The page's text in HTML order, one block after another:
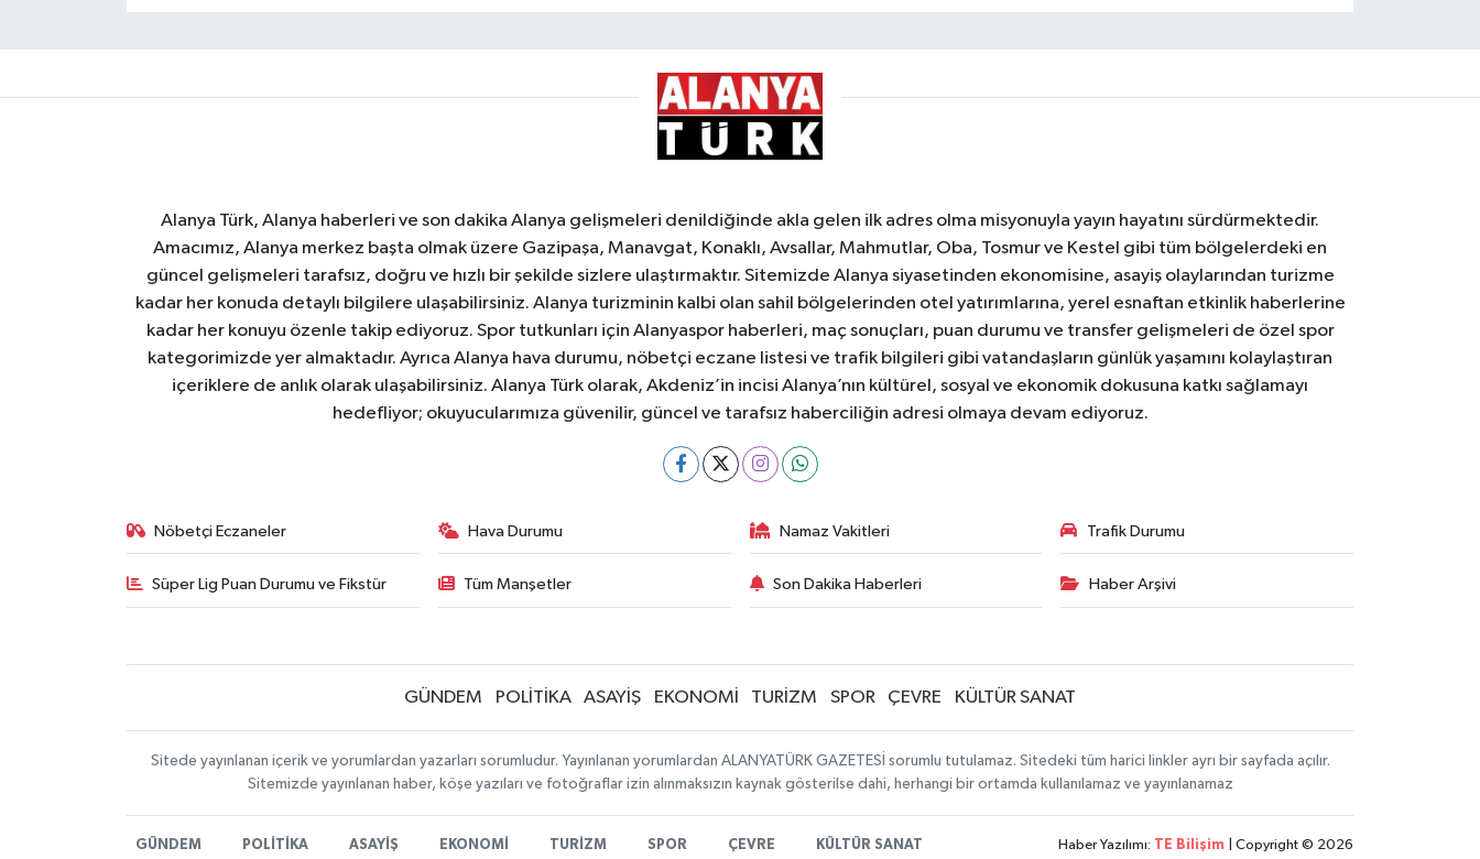
Alanya Türk, Alanya haberleri ve son dakika Alanya gelişmeleri denildiğinde akla gelen ilk adres olma misyonuyla yayın hayatını sürdürmektedir.
Amacımız, Alanya merkez başta olmak üzere Gazipaşa, Manavgat, Konaklı, Avsallar, Mahmutlar, Oba, Tosmur ve Kestel gibi tüm bölgelerdeki en
güncel gelişmeleri tarafsız, doğru ve hızlı bir şekilde sizlere ulaştırmaktır. Sitemizde Alanya siyasetinden ekonomisine, asayiş olaylarından turizme
kadar her konuda detaylı bilgilere ulaşabilirsiniz. Alanya turizminin kalbi olan sahil bölgelerinden otel yatırımlarına, yerel esnaftan etkinlik haberlerine
kadar her konuyu özenle takip ediyoruz. Spor tutkunları için Alanyaspor haberleri, maç sonuçları, puan durumu ve transfer gelişmeleri de özel spor
kategorimizde yer almaktadır. Ayrıca Alanya hava durumu, nöbetçi eczane listesi ve trafik bilgileri gibi vatandaşların günlük yaşamını kolaylaştıran
içeriklere de anlık olarak ulaşabilirsiniz. Alanya Türk olarak, Akdeniz’in incisi Alanya’nın kültürel, sosyal ve ekonomik dokusuna katkı sağlamayı
hedefliyor; okuyucularımıza güvenilir, güncel ve tarafsız haberciliğin adresi olmaya devam ediyoruz.
Nöbetçi Eczaneler Hava Durumu Namaz Vakitleri Trafik Durumu
Süper Lig Puan Durumu ve Fikstür Tüm Manşetler Son Dakika Haberleri Haber Arşivi
GÜNDEM POLİTİKA ASAYİŞ EKONOMİ TURİZM SPOR ÇEVRE KÜLTÜR SANAT
Sitede yayınlanan içerik ve yorumlardan yazarları sorumludur. Yayınlanan yorumlardan ALANYATÜRK GAZETESİ sorumlu tutulamaz. Sitedeki tüm harici linkler ayrı bir sayfada açılır.
Sitemizde yayınlanan haber, köşe yazıları ve fotoğraflar izin alınmaksızın kaynak gösterilse dahi, herhangi bir ortamda kullanılamaz ve yayınlanamaz
GÜNDEM POLİTİKA ASAYİŞ EKONOMİ TURİZM SPOR ÇEVRE KÜLTÜR SANAT Haber Yazılımı: TE Bilişim | Copyright © 2026